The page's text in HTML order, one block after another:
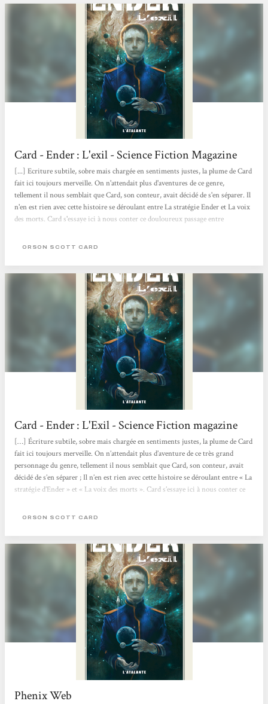
Card - Ender : L'exil - Science Fiction Magazine
[...] Ecriture subtile, sobre mais chargée en sentiments justes, la plume de Card
fait ici toujours merveille. On n'attendait plus d'aventures de ce genre,
tellement il nous semblait que Card, son conteur, avait décidé de s'en séparer. Il
n'en est rien avec cette histoire se déroulant entre La stratégie Ender et La voix
des morts. Card s'essaye ici à nous conter ce douloureux passage entre
nous y identifions. [...]Mais tout est symbole et lumière chez Card, si bien
ORSON SCOTT CARD
Card - Ender : L'Exil - Science Fiction magazine
[…] Écriture subtile, sobre mais chargée en sentiments justes, la plume de Card
fait ici toujours merveille. On n’attendait plus d’aventure de ce très grand
personnage du genre, tellement il nous semblait que Card, son conteur, avait
décidé de s’en séparer ; Il n’en est rien avec cette histoire se déroulant entre « La
stratégie d’Ender » et « La voix des morts ». Card s’essaye ici à nous conter ce
héros, et curieusement nous nous y identifions. Sans logorrhées...
ORSON SCOTT CARD
Phenix Web